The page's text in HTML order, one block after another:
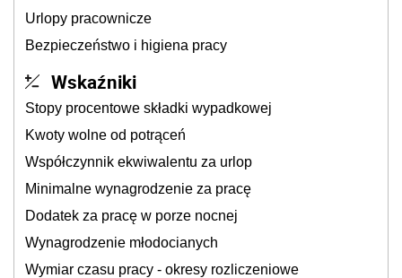
Urlopy pracownicze
Bezpieczeństwo i higiena pracy
Wskaźniki
Stopy procentowe składki wypadkowej
Kwoty wolne od potrąceń
Współczynnik ekwiwalentu za urlop
Minimalne wynagrodzenie za pracę
Dodatek za pracę w porze nocnej
Wynagrodzenie młodocianych
Wymiar czasu pracy - okresy rozliczeniowe